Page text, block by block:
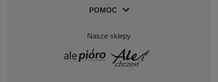
POMOC
Nasze sklepy